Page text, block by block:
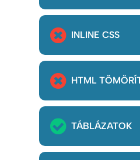
INLINE CSS
HTML
TÁBLÁZATOK